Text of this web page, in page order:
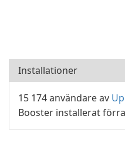
Installationer
15 174 användare av
Booster installerat